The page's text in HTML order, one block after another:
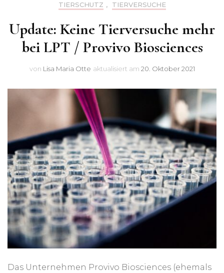
TIERSCHUTZ , TIERVERSUCHE
Update: Keine Tierversuche mehr
bei LPT / Provivo Biosciences
von Lisa Maria Otte aktualisiert am 20. Oktober 2021
Das Unternehmen Provivo Biosciences (ehemals